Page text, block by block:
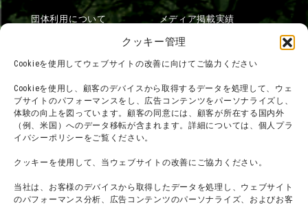
クッキー管理
Cookieを使用してウェブサイトの改善に向けてご協力ください
Cookieを使用し、顧客のデバイスから取得するデータを処理して、ウェ
ブサイトのパフォーマンスをし、広告コンテンツをパーソナライズし、
体験の向上を図っています。顧客の同意には、顧客が所在する国内外
（例、米国）へのデータ移転が含まれます。詳細については、個人プラ
イバシーポリシーをご覧ください。
クッキーを使用して、当ウェブサイトの改善にご協力ください。
当社は、お客様のデバイスから取得したデータを処理し、ウェブサイト
のパフォーマンス分析、広告コンテンツのパーソナライズ、およびお客
団体利用について
チームビルディング計画
よくある質問・
利用規約
プライバシーポリシー
プレスリリース
メディア掲載実績
SNS
法令に基づく表記
会社概要
スタッフ募集